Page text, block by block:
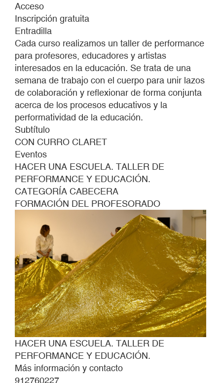
UNA
ESCUELA.
TALLER
DE
PERFORMANCE
Y
EDUCACIÓN.
Acceso
Inscripción gratuita
Entradilla
Cada curso realizamos un taller de performance
para profesores, educadores y artistas
interesados en la educación. Se trata de una
semana de trabajo con el cuerpo para unir lazos
de colaboración y reflexionar de forma conjunta
acerca de los procesos educativos y la
performatividad de la educación.
Subtítulo
CON CURRO CLARET
Eventos
HACER UNA ESCUELA. TALLER DE
PERFORMANCE Y EDUCACIÓN.
CATEGORÍA CABECERA
FORMACIÓN DEL PROFESORADO
HACER UNA ESCUELA. TALLER DE
PERFORMANCE Y EDUCACIÓN.
Más información y contacto
912760227